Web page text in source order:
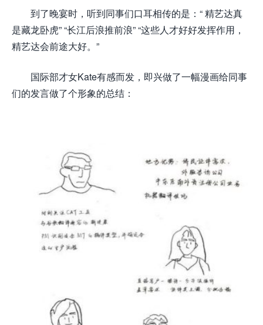
到了晚宴时，听到同事们口耳相传的是：“ 精艺达真
是藏龙卧虎” “长江后浪推前浪” “这些人才好好发挥作用，
精艺达会前途大好。”
国际部才女Kate有感而发，即兴做了一幅漫画给同事
们的发言做了个形象的总结：